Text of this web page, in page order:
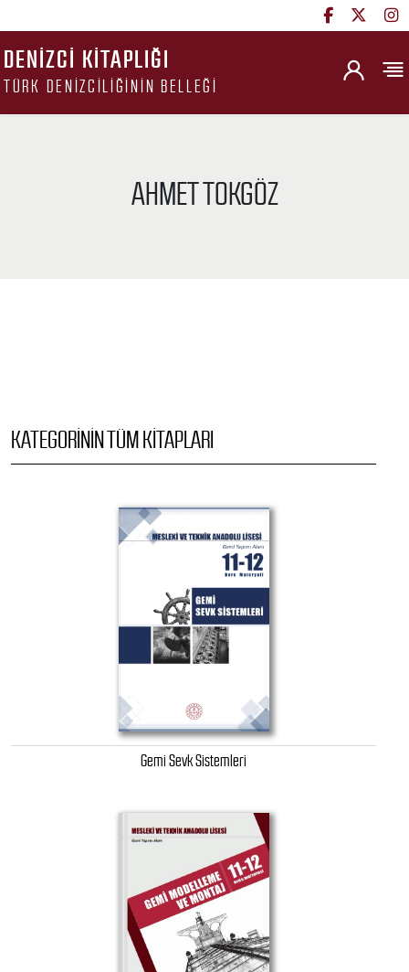
DENIZCI KITAPLIĞI
TÜRK DENIZCILIĞININ BELLEĞI
AHMET TOKGÖZ
KATEGORININ TÜM KITAPLARI
Gemi Sevk Sistemleri